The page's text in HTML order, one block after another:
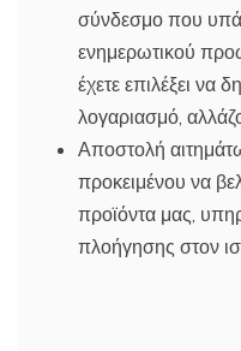
σύνδεσμο που
ενημερωτικού
έχετε επιλέξει να
λογαριασμό,
Αποστολή
προκειμένου να
προϊόντα μας,
πλοήγησης στον